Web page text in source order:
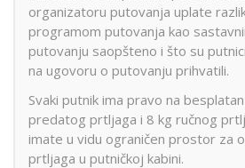
organizatoru putovanja uplate
programom putovanja kao
putovanju saopšteno i što su
na ugovoru o putovanju prihvatili.
Svaki putnik ima pravo na
predatog prtljaga i 8 kg ručnog
imate u vidu ograničen prostor za
prtljaga u putničkoj kabini.